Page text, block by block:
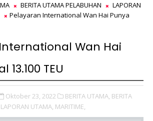
BERITA UTAMA PELABUHAN
LAPORAN
Pelayaran International Wan Hai Punya
Wan Hai
13.100 TEU
Oktober 23, 2022 BERITA UTAMA, BERITA
LAPORAN UTAMA, MARITIME,